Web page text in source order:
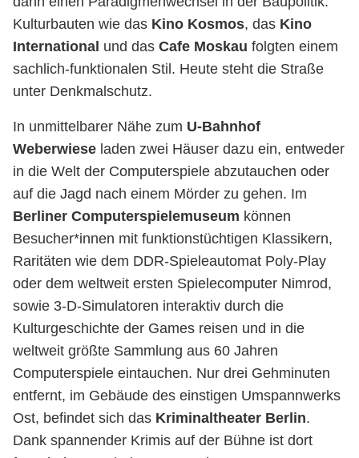
Kulturbauten wie das Kino Kosmos, das Kino
International und das Cafe Moskau folgten einem
sachlich-funktionalen Stil. Heute steht die Straße
unter Denkmalschutz.
In unmittelbarer Nähe zum U-Bahnhof
Weberwiese laden zwei Häuser dazu ein, entweder
in die Welt der Computerspiele abzutauchen oder
auf die Jagd nach einem Mörder zu gehen. Im
Berliner Computerspielemuseum können
Besucher*innen mit funktionstüchtigen Klassikern,
Raritäten wie dem DDR-Spieleautomat Poly-Play
oder dem weltweit ersten Spielecomputer Nimrod,
sowie 3-D-Simulatoren interaktiv durch die
Kulturgeschichte der Games reisen und in die
weltweit größte Sammlung aus 60 Jahren
Computerspiele eintauchen. Nur drei Gehminuten
entfernt, im Gebäude des einstigen Umspannwerks
Ost, befindet sich das Kriminaltheater Berlin.
Dank spannender Krimis auf der Bühne ist dort